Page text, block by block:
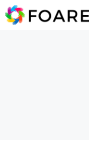
Saltar
al